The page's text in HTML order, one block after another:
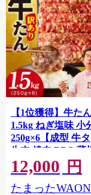
震災を乗り越えた
の石巻市の魅力を
【1位獲得】牛た
1.5kg ねぎ塩味 小
250g×6【成型 牛
牛肉 焼肉 BBQ 薄
ぎゅうたん スライ
訳あり サイズ不揃
い】 G4721
12,000 円
たまったWAON